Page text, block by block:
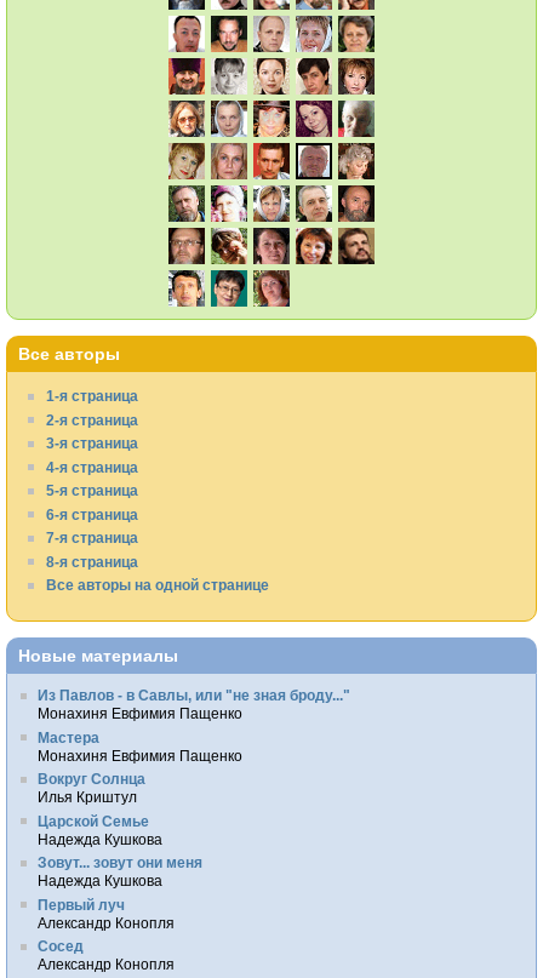
Все авторы
1-я страница
2-я страница
3-я страница
4-я страница
5-я страница
6-я страница
7-я страница
8-я страница
Все авторы на одной странице
Новые материалы
Из Павлов - в Савлы, или "не зная броду..."
Монахиня Евфимия Пащенко
Мастера
Монахиня Евфимия Пащенко
Вокруг Солнца
Илья Криштул
Царской Семье
Надежда Кушкова
Зовут... зовут они меня
Надежда Кушкова
Первый луч
Александр Конопля
Сосед
Александр Конопля